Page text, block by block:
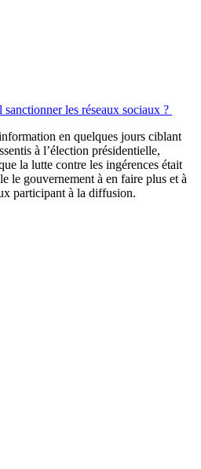
les réseaux sociaux ?
en quelques jours ciblant
à l’élection présidentielle,
la lutte contre les ingérences était
le gouvernement à en faire plus et à
participant à la diffusion.